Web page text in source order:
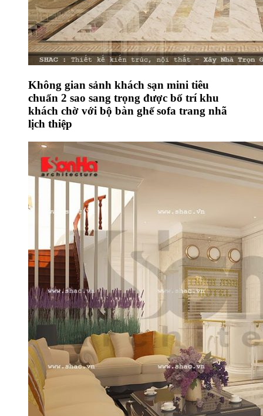
Không gian sảnh khách sạn mini tiêu
chuẩn 2 sao sang trọng được bố trí khu
khách chờ với bộ bàn ghế sofa trang nhã
lịch thiệp